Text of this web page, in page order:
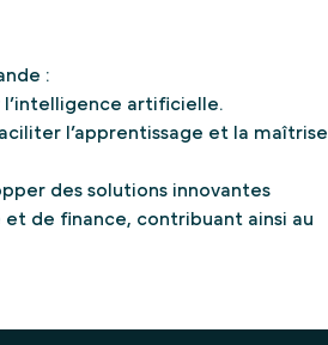
:
artificielle.
l’apprentissage et la maîtrise
des solutions innovantes
de finance, contribuant ainsi au